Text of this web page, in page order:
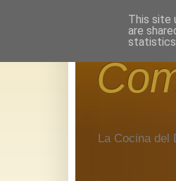
La Cocina
This site
are